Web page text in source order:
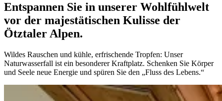
Entspannen Sie in unserer Wohlfühlwelt
vor der majestätischen Kulisse der
Ötztaler Alpen.
Wildes Rauschen und kühle, erfrischende Tropfen: Unser
Naturwasserfall ist ein besonderer Kraftplatz. Schenken Sie Körper
und Seele neue Energie und spüren Sie den „Fluss des Lebens.“